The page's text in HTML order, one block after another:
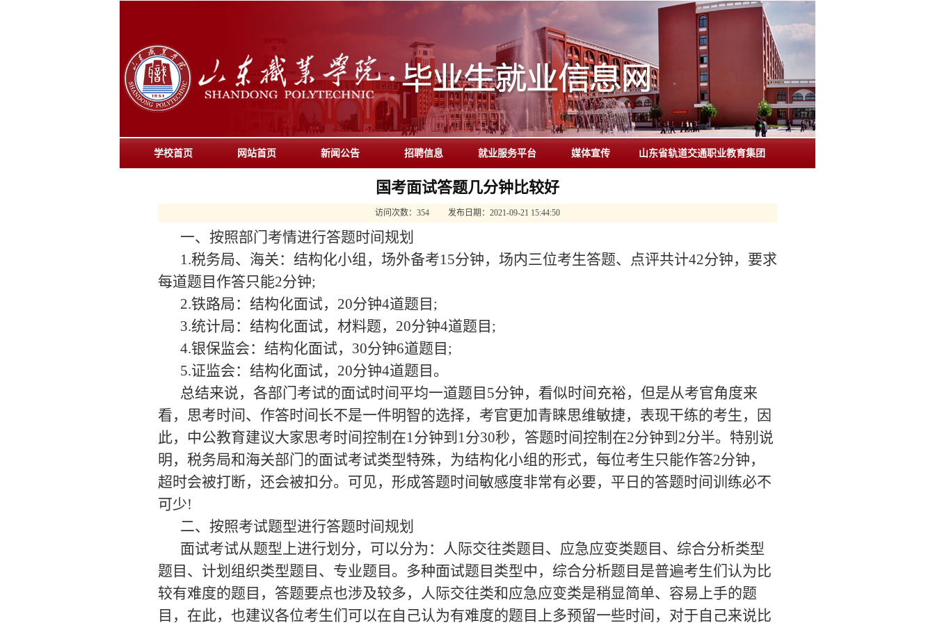
学校首页 网站首页 新闻公告 招聘信息 就业服务平台 媒体宣传 山东省轨道交通职业教育集团
国考面试答题几分钟比较好
访问次数： 354 发布日期： 2021-09-21 15:44:50
一、按照部门考情进行答题时间规划
1.税务局、海关：结构化小组，场外备考15分钟，场内三位考生答题、点评共计42分钟，要求
每道题目作答只能2分钟;
2.铁路局：结构化面试，20分钟4道题目;
3.统计局：结构化面试，材料题，20分钟4道题目;
4.银保监会：结构化面试，30分钟6道题目;
5.证监会：结构化面试，20分钟4道题目。
总结来说，各部门考试的面试时间平均一道题目5分钟，看似时间充裕，但是从考官角度来
看，思考时间、作答时间长不是一件明智的选择，考官更加青睐思维敏捷，表现干练的考生，因
此，中公教育建议大家思考时间控制在1分钟到1分30秒，答题时间控制在2分钟到2分半。特别说
明，税务局和海关部门的面试考试类型特殊，为结构化小组的形式，每位考生只能作答2分钟，
超时会被打断，还会被扣分。可见，形成答题时间敏感度非常有必要，平日的答题时间训练必不
可少!
二、按照考试题型进行答题时间规划
面试考试从题型上进行划分，可以分为：人际交往类题目、应急应变类题目、综合分析类型
题目、计划组织类型题目、专业题目。多种面试题目类型中，综合分析题目是普遍考生们认为比
较有难度的题目，答题要点也涉及较多，人际交往类和应急应变类是稍显简单、容易上手的题
目，在此，也建议各位考生们可以在自己认为有难度的题目上多预留一些时间，对于自己来说比